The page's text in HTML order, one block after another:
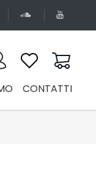
CONTATTI